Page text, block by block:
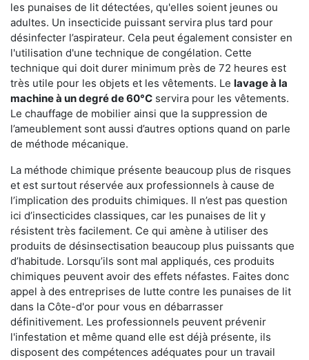
les punaises de lit détectées, qu'elles soient jeunes ou
adultes. Un insecticide puissant servira plus tard pour
désinfecter l’aspirateur. Cela peut également consister en
l'utilisation d'une technique de congélation. Cette
technique qui doit durer minimum près de 72 heures est
très utile pour les objets et les vêtements. Le lavage à la
machine à un degré de 60°C servira pour les vêtements.
Le chauffage de mobilier ainsi que la suppression de
l’ameublement sont aussi d’autres options quand on parle
de méthode mécanique.
La méthode chimique présente beaucoup plus de risques
et est surtout réservée aux professionnels à cause de
l’implication des produits chimiques. Il n’est pas question
ici d’insecticides classiques, car les punaises de lit y
résistent très facilement. Ce qui amène à utiliser des
produits de désinsectisation beaucoup plus puissants que
d’habitude. Lorsqu’ils sont mal appliqués, ces produits
chimiques peuvent avoir des effets néfastes. Faites donc
appel à des entreprises de lutte contre les punaises de lit
dans la Côte-d'or pour vous en débarrasser
définitivement. Les professionnels peuvent prévenir
l'infestation et même quand elle est déjà présente, ils
disposent des compétences adéquates pour un travail